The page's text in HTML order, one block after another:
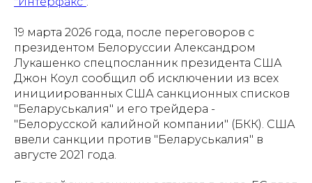
19 марта 2026 года, после переговоров с
президентом Белоруссии Александром
Лукашенко спецпосланник президента США
Джон Коул сообщил об исключении из всех
инициированных США санкционных списков
"Беларуськалия" и его трейдера -
"Белорусской калийной компании" (БКК). США
ввели санкции против "Беларуськалия" в
августе 2021 года.